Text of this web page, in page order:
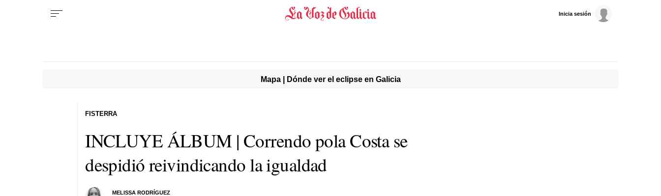
Inicia sesión
Mapa | Dónde ver el eclipse en Galicia
INCLUYE ÁLBUM | Correndo pola Costa se
despidió reivindicando la igualdad
MELISSA RODRÍGUEZ
FISTERRA